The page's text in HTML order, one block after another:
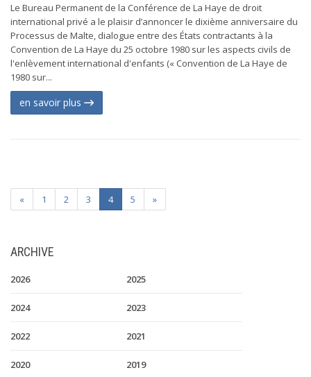
Le Bureau Permanent de la Conférence de La Haye de droit
international privé a le plaisir d’annoncer le dixième anniversaire du
Processus de Malte, dialogue entre des États contractants à la
Convention de La Haye du 25 octobre 1980 sur les aspects civils de
l'enlèvement international d'enfants (« Convention de La Haye de
1980 sur...
en savoir plus
« 1 2 3 4 5 »
ARCHIVE
2026 2025
2024 2023
2022 2021
2020 2019